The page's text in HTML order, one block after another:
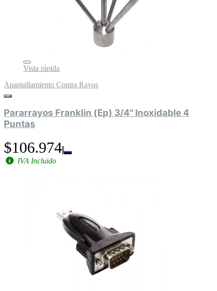
Vista rápida
Apantallamiento Contra Rayos
Pararrayos Franklin (Ep) 3/4" Inoxidable 4
Puntas
$106.974
IVA Incluido